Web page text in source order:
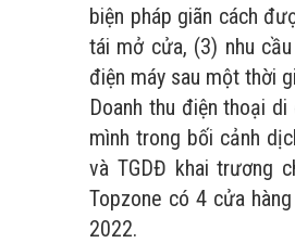
biện pháp giãn cách
tái mở cửa, (3) nhu
điện máy sau một thời
Doanh thu điện thoại
mình trong bối cảnh
và TGDĐ khai trương
Topzone có 4 cửa
2022.